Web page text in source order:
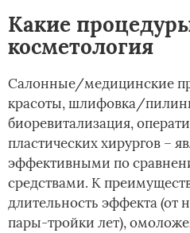
Какие
косметология
Салонные/медицинские
красоты, шлифовка/
биоревитализация,
пластических хирургов –
эффективными по
средствами. К
длительность эффекта (от
пары-тройки лет),